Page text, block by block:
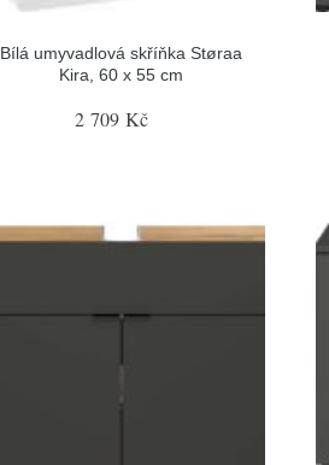
Bílá umyvadlová skříňka Støraa
Kira, 60 x 55 cm
2 709 Kč